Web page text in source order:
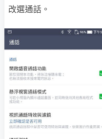
改選通話。